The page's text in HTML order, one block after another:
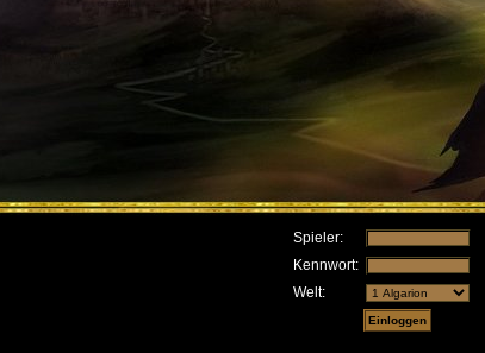
Spieler:
Kennwort:
Welt: